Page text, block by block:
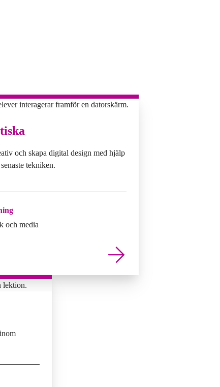
och skapa digital design med hjälp
tekniken.
och media